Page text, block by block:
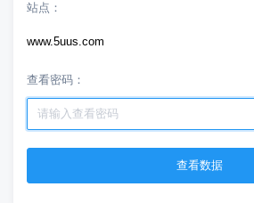
站点：
www.5uus.com
查看密码：